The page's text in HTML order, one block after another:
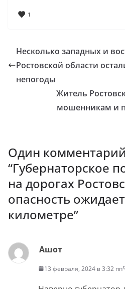
1
Несколько западных и
Ростовской области
непогоды
Житель
мошенникам и
Один
“Губернаторское
на дорогах
опасность
километре”
Ашот
13 февраля, 2024 в 3:32 пп